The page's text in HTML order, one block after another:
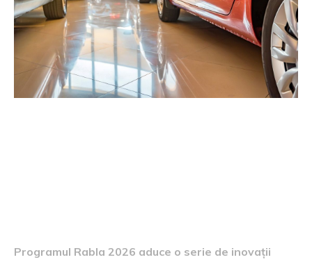
Programul Rabla 2026 aduce o serie de inovații